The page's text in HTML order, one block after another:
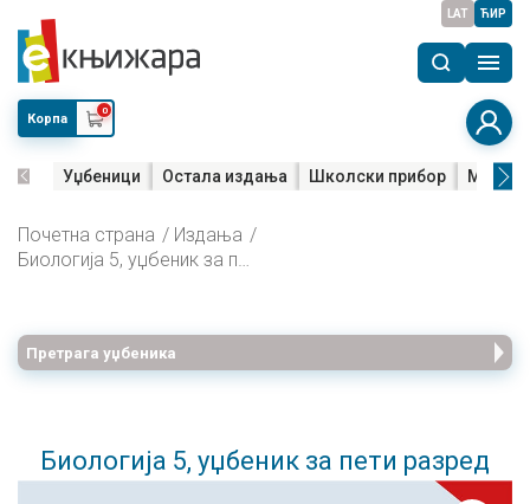
LAT ЋИР
Корпа
0
Уџбеници Остала издања Школски прибор Мала
Почетна страна
Издања
Биологија 5, уџбеник за пети разред
Претрага уџбеника
Биологија 5, уџбеник за пети разред